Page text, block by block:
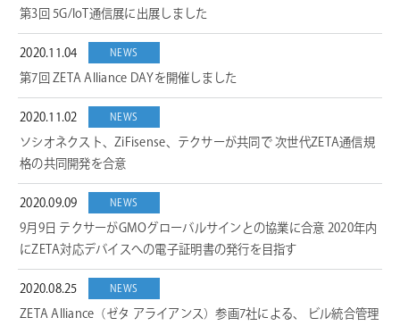
第3回 5G/IoT通信展に出展しました
2020.11.04 NEWS
第7回 ZETA Alliance DAYを開催しました
2020.11.02 NEWS
ソシオネクスト、ZiFisense、テクサーが共同で 次世代ZETA通信規
格の共同開発を合意
2020.09.09 NEWS
9月9日 テクサーがGMOグローバルサインとの協業に合意 2020年内
にZETA対応デバイスへの電子証明書の発行を目指す
2020.08.25 NEWS
ZETA Alliance（ゼタ アライアンス）参画7社による、 ビル統合管理